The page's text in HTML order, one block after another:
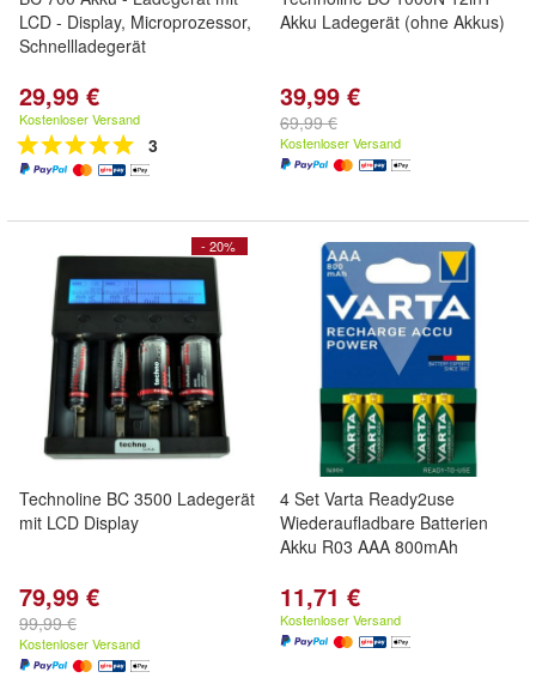
LCD - Display, Microprozessor,
Schnellladegerät
29,99 €
Kostenloser Versand
3
Akku Ladegerät (ohne Akkus)
39,99 €
69,99 €
Kostenloser Versand
- 20%
Technoline BC 3500 Ladegerät
mit LCD Display
79,99 €
99,99 €
Kostenloser Versand
4 Set Varta Ready2use
Wiederaufladbare Batterien
Akku R03 AAA 800mAh
11,71 €
Kostenloser Versand